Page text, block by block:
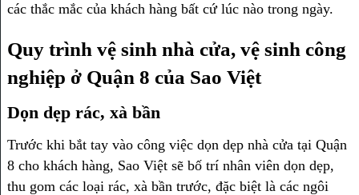
các thắc mắc của khách hàng bất cứ lúc nào trong ngày.
Quy trình vệ sinh nhà cửa, vệ sinh công
nghiệp ở Quận 8 của Sao Việt
Dọn dẹp rác, xà bần
Trước khi bắt tay vào công việc dọn dẹp nhà cửa tại Quận
8 cho khách hàng, Sao Việt sẽ bố trí nhân viên dọn dẹp,
thu gom các loại rác, xà bần trước, đặc biệt là các ngôi